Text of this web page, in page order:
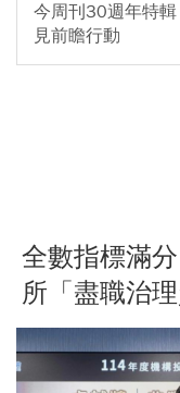
今周刊30週年特
見前瞻行動
全數指標滿
所「盡職治